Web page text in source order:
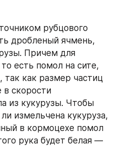
рубцового
дробленый ячмень,
Причем для
есть помол на сите,
как размер частиц
в скорости
из кукурузы. Чтобы
измельчена кукуруза,
в кормоцехе помол
рука будет белая —